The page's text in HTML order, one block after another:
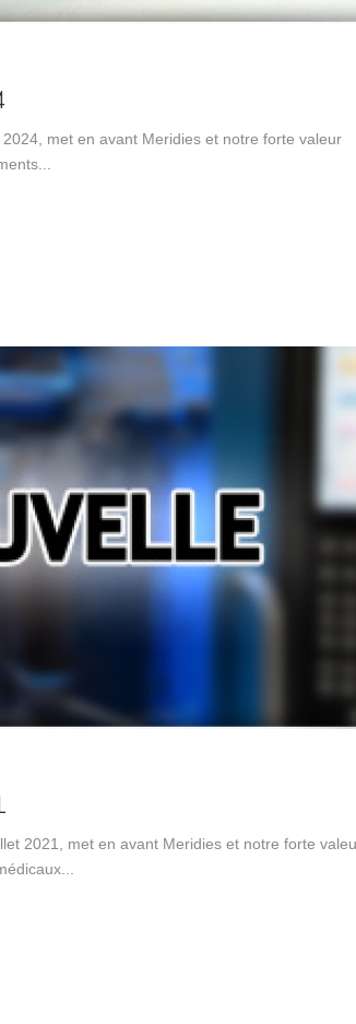
met en avant Meridies et notre forte valeur
2021, met en avant Meridies et notre forte